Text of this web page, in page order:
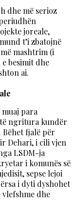
dhe më serioz
joreale,
t’i zbatojnë
mashtrim (i
besimit dhe
ai.
para
ngritura kundër
fjalë për
Dehari, i cili vjen
LSDM-ja
i komunës së
sepse lejoi
i dyti dyshohet
dhe